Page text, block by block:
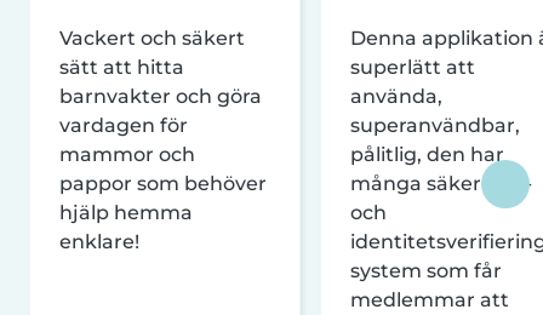
Vackert och säkert
sätt att hitta
barnvakter och göra
vardagen för
mammor och
pappor som behöver
hjälp hemma
enklare!
Denna applikation
superlätt att
använda,
superanvändbar,
pålitlig, den har
många säkerhets-
och
system som får
medlemmar att